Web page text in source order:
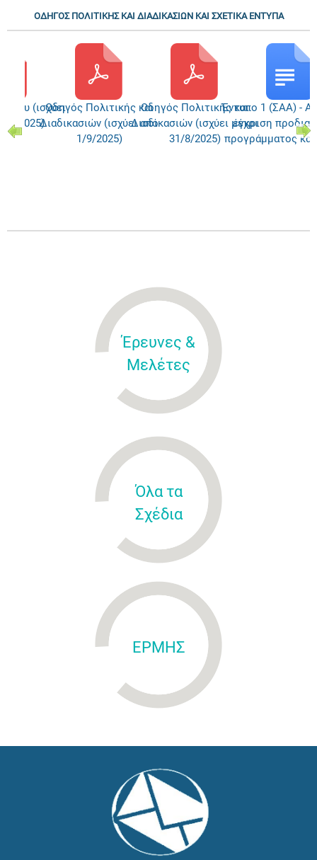
ΟΔΗΓΟΣ ΠΟΛΙΤΙΚΗΣ ΚΑΙ ΔΙΑΔΙΚΑΣΙΩΝ ΚΑΙ ΣΧΕΤΙΚΑ ΕΝΤΥΠΑ
(ισχύει
8/2025)
Οδηγός Πολιτικής και
Διαδικασιών (ισχύει από
1/9/2025)
Οδηγός Πολιτικής και
Διαδικασιών (ισχύει μέχρι
31/8/2025)
Έντυπο 1 (ΣΑΑ) -
έγκριση
προγράμματος
Έρευνες &
Μελέτες
Όλα τα
Σχέδια
ΕΡΜΗΣ